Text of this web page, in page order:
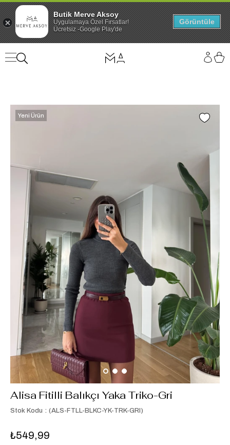
Yeni Ürün
Alisa Fitilli Balıkçı Yaka Triko-Gri
Stok Kodu (ALS-FTLL-BLKC-YK-TRK-GRI)
₺549,99
Butik Merve Aksoy
Uygulamaya Özel Fırsatlar!
Ücretsiz -Google Play'de
Görüntüle